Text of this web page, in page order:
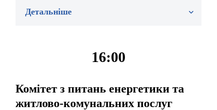
Детальніше
16:00
Комітет з питань енергетики та
житлово-комунальних послуг